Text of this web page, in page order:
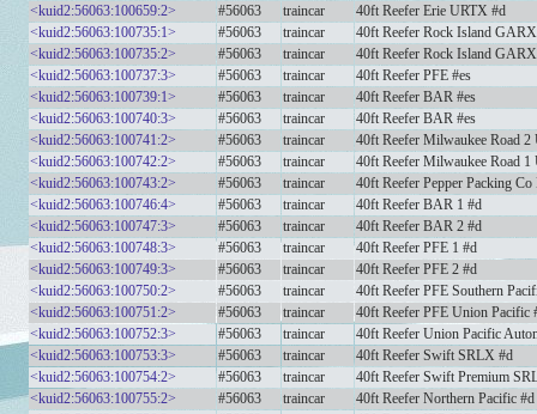
<kuid2:56063:100659:2>
#56063 traincar
40ft Reefer Erie URTX #d
<kuid2:56063:100735:1>
#56063 traincar
40ft Reefer Rock Island
<kuid2:56063:100735:2>
#56063 traincar
40ft Reefer Rock Island
<kuid2:56063:100737:3>
#56063 traincar
40ft Reefer PFE #es
<kuid2:56063:100739:1>
#56063 traincar
40ft Reefer BAR #es
<kuid2:56063:100740:3>
#56063 traincar
40ft Reefer BAR #es
<kuid2:56063:100741:2>
#56063 traincar
40ft Reefer Milwaukee Road 2
<kuid2:56063:100742:2>
#56063 traincar
40ft Reefer Milwaukee Road 1
<kuid2:56063:100743:2>
#56063 traincar
40ft Reefer Pepper Packing
<kuid2:56063:100746:4>
#56063 traincar
40ft Reefer BAR 1 #d
<kuid2:56063:100747:3>
#56063 traincar
40ft Reefer BAR 2 #d
<kuid2:56063:100748:3>
#56063 traincar
40ft Reefer PFE 1 #d
<kuid2:56063:100749:3>
#56063 traincar
40ft Reefer PFE 2 #d
<kuid2:56063:100750:2>
#56063 traincar
40ft Reefer PFE Southern
<kuid2:56063:100751:2>
#56063 traincar
40ft Reefer PFE Union Pacific
<kuid2:56063:100752:3>
#56063 traincar
40ft Reefer Union Pacific
<kuid2:56063:100753:3>
#56063 traincar
40ft Reefer Swift SRLX #d
<kuid2:56063:100754:2>
#56063 traincar
40ft Reefer Swift Premium
<kuid2:56063:100755:2>
#56063 traincar
40ft Reefer Northern Pacific #d